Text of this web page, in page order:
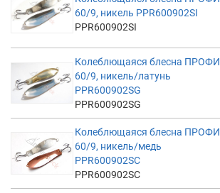
60/9, никель PPR600902SI
PPR600902SI
Колеблющаяся блесна ПРОФИ
60/9, никель/латунь
PPR600902SG
PPR600902SG
Колеблющаяся блесна ПРОФИ
60/9, никель/медь
PPR600902SC
PPR600902SC